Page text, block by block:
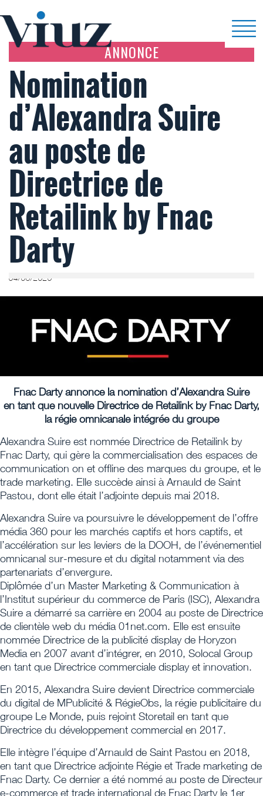
ANNONCE
Nomination
d’Alexandra Suire
au poste de
Directrice de
Retailink by Fnac
Darty
04/06/2020
Fnac Darty annonce la nomination d’Alexandra Suire
en tant que nouvelle Directrice de Retailink by Fnac Darty,
la régie omnicanale intégrée du groupe
Alexandra Suire est nommée Directrice de Retailink by
Fnac Darty, qui gère la commercialisation des espaces de
communication on et offline des marques du groupe, et le
trade marketing. Elle succède ainsi à Arnauld de Saint
Pastou, dont elle était l’adjointe depuis mai 2018.
Alexandra Suire va poursuivre le développement de l’offre
média 360 pour les marchés captifs et hors captifs, et
l’accélération sur les leviers de la DOOH, de l’événementiel
omnicanal sur-mesure et du digital notamment via des
partenariats d’envergure.
Diplômée d’un Master Marketing & Communication à
l’Institut supérieur du commerce de Paris (ISC), Alexandra
Suire a démarré sa carrière en 2004 au poste de Directrice
de clientèle web du média 01net.com. Elle est ensuite
nommée Directrice de la publicité display de Horyzon
Media en 2007 avant d’intégrer, en 2010, Solocal Group
en tant que Directrice commerciale display et innovation.
En 2015, Alexandra Suire devient Directrice commerciale
du digital de MPublicité & RégieObs, la régie publicitaire du
groupe Le Monde, puis rejoint Storetail en tant que
Directrice du développement commercial en 2017.
Elle intègre l’équipe d’Arnauld de Saint Pastou en 2018,
en tant que Directrice adjointe Régie et Trade marketing de
Fnac Darty. Ce dernier a été nommé au poste de Directeur
e-commerce et trade international de Fnac Darty le 1er